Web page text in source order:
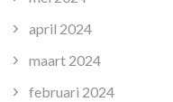
april 2024
maart 2024
februari 2024